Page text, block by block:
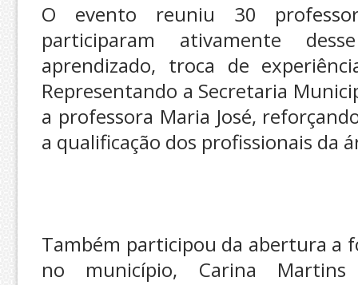
O evento reuniu 30
participaram ativamente
aprendizado, troca de
Representando a Secretaria
a professora Maria José,
a qualificação dos profissionais da
Também participou da abertura a
no município, Carina